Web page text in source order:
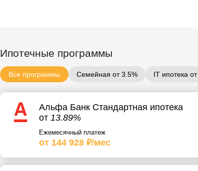
Ипотечные программы
Все программы Семейная от 3.5% IT ипотека
Альфа Банк Стандартная ипотека
от 13.89%
Ежемесячный платеж
от 144 928 ₽/мес